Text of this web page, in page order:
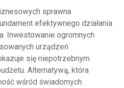
sprawna
efektywnego działania
Inwestowanie ogromnych
urządzeń
się niepotrzebnym
Alternatywą, która
wśród świadomych